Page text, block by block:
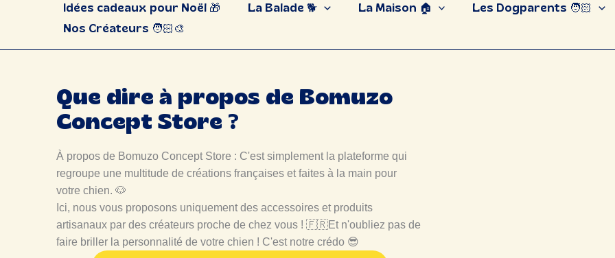
Idées cadeaux pour Noël 🎁 La Balade 🐕 La Maison 🏠
Les Dogparents 🧑🏻
Nos Créateurs 🧑🏻‍🎨
Que dire à propos de Bomuzo
Concept Store ?
À propos de Bomuzo Concept Store : C'est simplement la plateforme qui
regroupe une multitude de créations françaises et faites à la main pour
votre chien. 🐶
Ici, nous vous proposons uniquement des accessoires et produits
artisanaux par des créateurs proche de chez vous ! 🇫🇷Et n'oubliez pas de
faire briller la personnalité de votre chien ! C'est notre crédo 😎